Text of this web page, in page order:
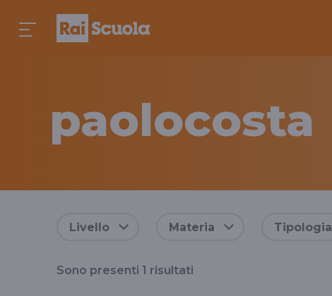
paolocosta
Livello Materia Tipologia
Sono presenti 1 risultati